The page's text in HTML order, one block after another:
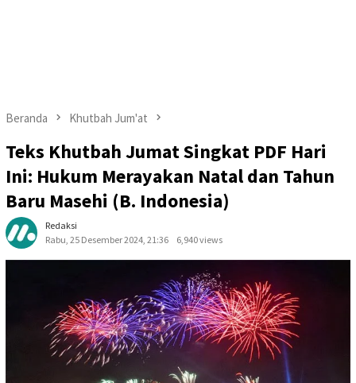
Beranda Khutbah Jum'at
Teks Khutbah Jumat Singkat PDF Hari
Ini: Hukum Merayakan Natal dan Tahun
Baru Masehi (B. Indonesia)
Redaksi
Rabu, 25 Desember 2024, 21:36
6,940 views